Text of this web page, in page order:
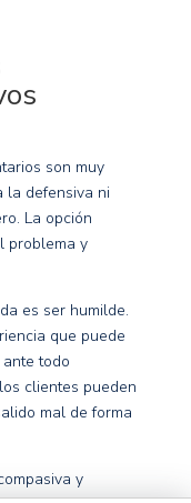
son muy
la defensiva ni
La opción
problema y
es ser humilde.
que puede
todo
clientes pueden
mal de forma
y